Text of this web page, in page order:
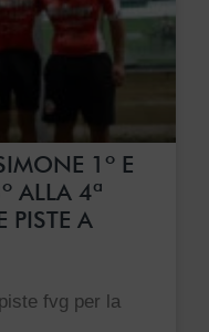
1º E
ALLA 4ª
PISTE A
fvg per la